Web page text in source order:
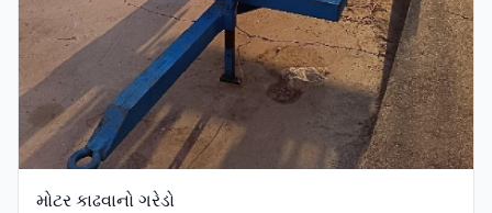
મોટર કાઢવાનો ગરેડો